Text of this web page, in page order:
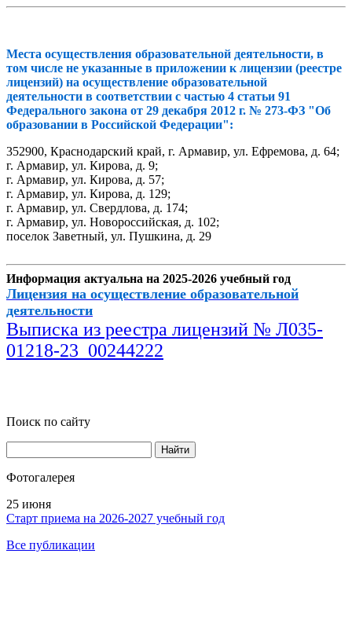
Места осуществления образовательной деятельности, в
том числе не указанные в приложении к лицензии (реестре
лицензий) на осуществление образовательной
деятельности в соответствии с частью 4 статьи 91
Федерального закона от 29 декабря 2012 г. № 273-ФЗ "Об
образовании в Российской Федерации":
352900, Краснодарский край, г. Армавир, ул. Ефремова, д. 64;
г. Армавир, ул. Кирова, д. 9;
г. Армавир, ул. Кирова, д. 57;
г. Армавир, ул. Кирова, д. 129;
г. Армавир, ул. Свердлова, д. 174;
г. Армавир, ул. Новороссийская, д. 102;
поселок Заветный, ул. Пушкина, д. 29
Информация актуальна на 2025-2026 учебный год
Лицензия на осуществление образовательной
деятельности
Выписка из реестра лицензий № Л035-
01218-23_00244222
Поиск по сайту
Найти
Фотогалерея
25 июня
Старт приема на 2026-2027 учебный год
Все публикации